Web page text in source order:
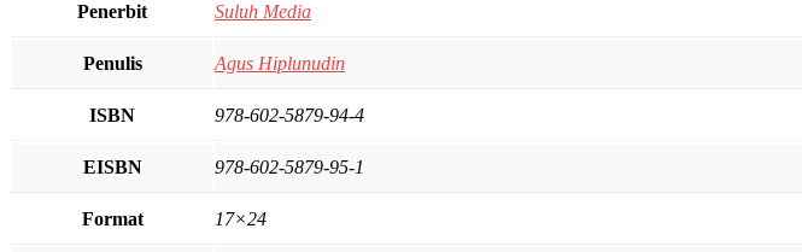
Penerbit Suluh Media
Penulis Agus Hiplunudin
ISBN 978-602-5879-94-4
EISBN 978-602-5879-95-1
Format 17×24